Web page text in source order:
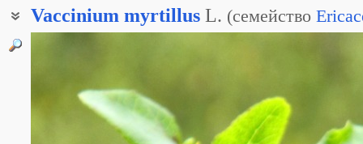
Vaccinium myrtillus L. (семейство